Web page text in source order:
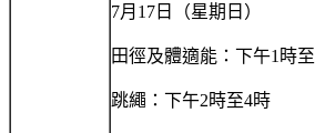
7月17日（星期日）
田徑及體適能：下午1時
跳繩：下午2時至4時